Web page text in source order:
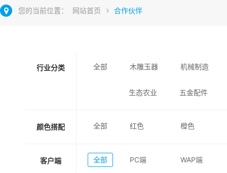
您的当前位置： 网站首页 合作伙伴
行业分类 全部 木雕玉器 机械制造
生态农业 五金配件
颜色搭配 全部 红色 橙色
客户端 全部 PC端 WAP端